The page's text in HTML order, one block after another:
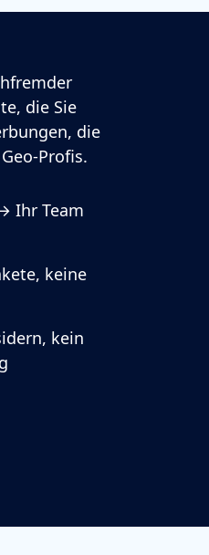
die Sie
die
Profis.
Ihr Team
keine
kein